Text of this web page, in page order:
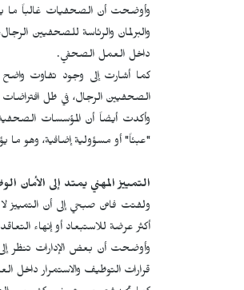
وأوضحت أن الصحفيات غالباً ما
والبرلمان والرئاسة للصحفيين
داخل العمل الصحفي.
كما أشارت إلى وجود تفاوت واضح
الصحفيين الرجال، في ظل
وأكدت أيضاً أن المؤسسات
"عبئاً" أو مسؤولية إضافية، وهو
التمييز المهني يمتد إلى الأمان
ولفتت فاتن صبحي إلى أن التمييز
أكثر عرضة للاستبعاد أو إنهاء
وأوضحت أن بعض الإدارات تنظر إلى
قرارات التوظيف والاستمرار داخل